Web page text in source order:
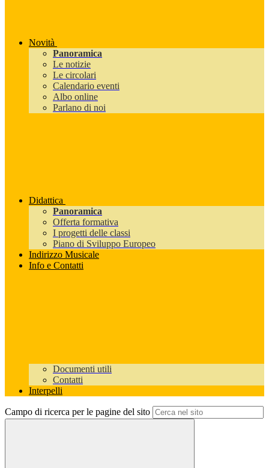
Novità
Panoramica
Le notizie
Le circolari
Calendario eventi
Albo online
Parlano di noi
Didattica
Panoramica
Offerta formativa
I progetti delle classi
Piano di Sviluppo Europeo
Indirizzo Musicale
Info e Contatti
Documenti utili
Contatti
Interpelli
Campo di ricerca per le pagine del sito